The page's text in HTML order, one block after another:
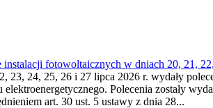
fotowoltaicznych w dniach 20, 21,
24, 25, 26 i 27 lipca 2026 r. wydały
Polecenia zostały
art. 30 ust. 5 ustawy z dnia 28...